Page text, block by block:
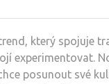
který spojuje
experimentovat.
posunout své